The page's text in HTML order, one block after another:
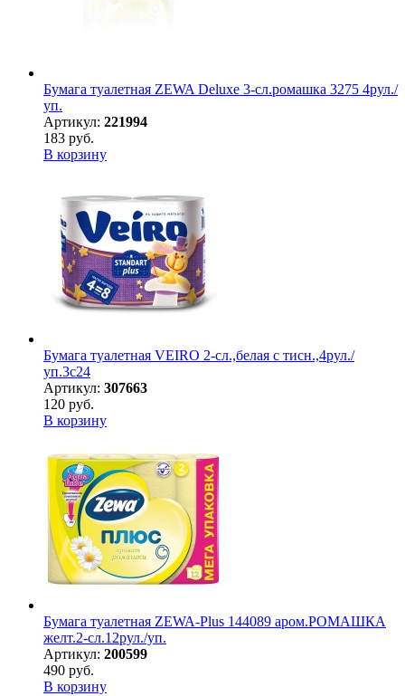
Бумага туалетная ZEWA Deluxe 3-сл.ромашка 3275 4рул./
уп.
Артикул: 221994
183 руб.
В корзину
Бумага туалетная VEIRO 2-сл.,белая с тисн.,4рул./
уп.3c24
Артикул: 307663
120 руб.
В корзину
Бумага туалетная ZEWA-Plus 144089 аром.РОМАШКА
желт.2-сл.12рул./уп.
Артикул: 200599
490 руб.
В корзину